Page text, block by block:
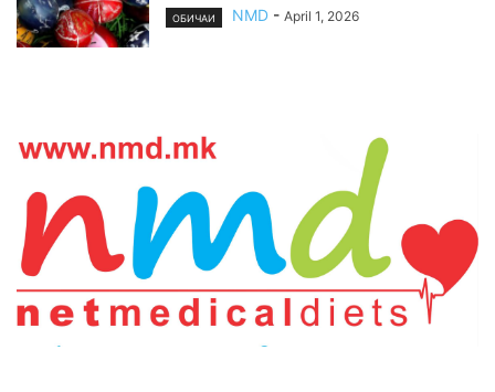
ОБИЧАИ NMD - April 1, 2026